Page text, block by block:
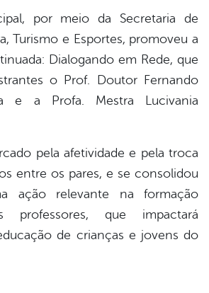
por meio da Secretaria de
Turismo e Esportes, promoveu a
Dialogando em Rede, que
o Prof. Doutor Fernando
e a Profa. Mestra Lucivania
pela afetividade e pela troca
entre os pares, e se consolidou
ação relevante na formação
professores, que impactará
de crianças e jovens do